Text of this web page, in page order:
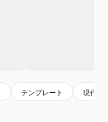
テンプレート 現代の